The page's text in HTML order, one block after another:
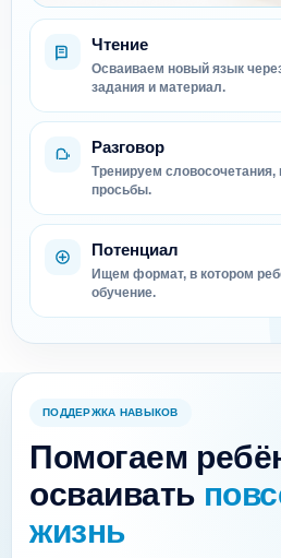
Чтение
Осваиваем новый язык
задания и материал.
Разговор
Тренируем словосочетания,
просьбы.
Потенциал
Ищем формат, в котором
обучение.
ПОДДЕРЖКА НАВЫКОВ
Помогаем
осваивать
жизнь